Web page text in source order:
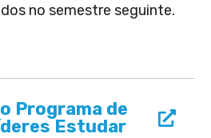
no semestre seguinte.
Programa de
Estudar